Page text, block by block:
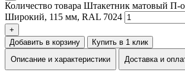
Количество товара Штакетник матовый П-
Широкий, 115 мм, RAL 7024
+
Добавить в корзину
Купить в 1 клик
Описание и характеристики
Доставка и